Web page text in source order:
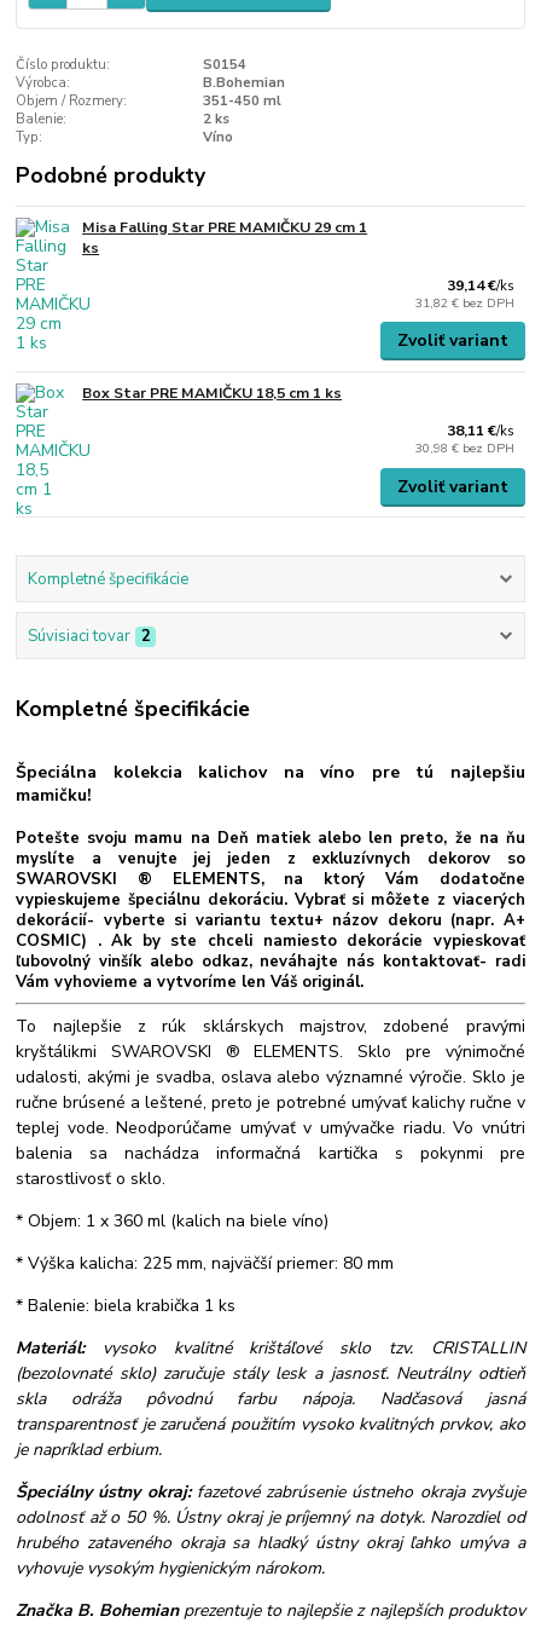
Číslo produktu:
S0154
Výrobca:
B.Bohemian
Objem / Rozmery:
351-450 ml
Balenie:
2 ks
Typ:
Víno
Podobné produkty
Misa Falling Star PRE MAMIČKU 29 cm 1
ks
39,14 €/ks
31,82 € bez DPH
Zvoliť variant
Box Star PRE MAMIČKU 18,5 cm 1 ks
38,11 €/ks
30,98 € bez DPH
Zvoliť variant
Kompletné špecifikácie
Súvisiaci tovar 2
Kompletné špecifikácie
Špeciálna kolekcia kalichov na víno pre tú najlepšiu
mamičku!
Potešte svoju mamu na Deň matiek alebo len preto, že na ňu
myslíte a venujte jej jeden z exkluzívnych dekorov so
SWAROVSKI ® ELEMENTS, na ktorý Vám dodatočne
vypieskujeme špeciálnu dekoráciu. Vybrať si môžete z viacerých
dekorácií- vyberte si variantu textu+ názov dekoru (napr. A+
COSMIC) . Ak by ste chceli namiesto dekorácie vypieskovať
ľubovolný vinšík alebo odkaz, neváhajte nás kontaktovať- radi
Vám vyhovieme a vytvoríme len Váš originál.
To najlepšie z rúk sklárskych majstrov, zdobené pravými
kryštálikmi SWAROVSKI ® ELEMENTS. Sklo pre výnimočné
udalosti, akými je svadba, oslava alebo významné výročie. Sklo je
ručne brúsené a leštené, preto je potrebné umývať kalichy ručne v
teplej vode. Neodporúčame umývať v umývačke riadu. Vo vnútri
balenia sa nachádza informačná kartička s pokynmi pre
starostlivosť o sklo.
* Objem: 1 x 360 ml (kalich na biele víno)
* Výška kalicha: 225 mm, najväčší priemer: 80 mm
* Balenie: biela krabička 1 ks
Materiál:
vysoko kvalitné krištáľové sklo tzv. CRISTALLIN
(bezolovnaté sklo) zaručuje stály lesk a jasnosť. Neutrálny odtieň
skla odráža pôvodnú farbu nápoja. Nadčasová jasná
transparentnosť je zaručená použitím vysoko kvalitných prvkov, ako
je napríklad erbium.
Špeciálny ústny okraj: fazetové zabrúsenie ústneho okraja zvyšuje
odolnosť až o 50 %. Ústny okraj je príjemný na dotyk. Narozdiel od
hrubého zataveného okraja sa hladký ústny okraj ľahko umýva a
vyhovuje vysokým hygienickým nárokom.
Značka B. Bohemianprezentuje to najlepšie z najlepších produktov